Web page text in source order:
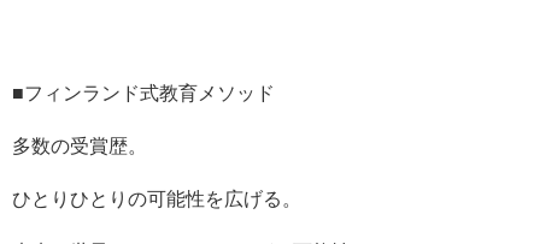
■フィンランド式教育メソッド
多数の受賞歴。
ひとりひとりの可能性を広げる。